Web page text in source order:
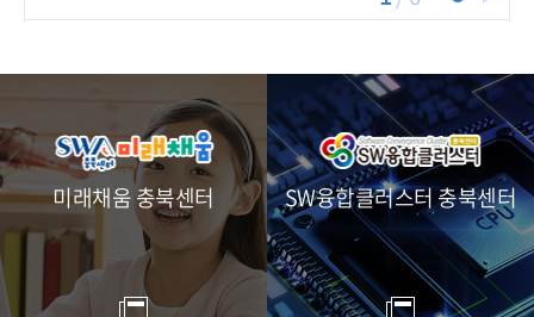
미래채움 충북센터 SW융합클러스터 충북센터